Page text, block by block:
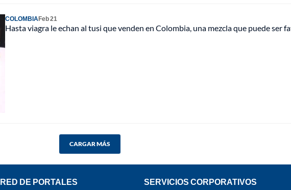
COLOMBIAFeb 21
Hasta viagra le echan al tusi que venden en Colombia, una mezcla que puede ser
CARGAR MÁS
RED DE PORTALES SERVICIOS CORPORATIVOS